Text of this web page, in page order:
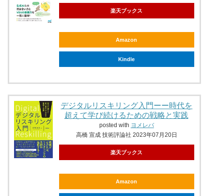
楽天ブックス
Amazon
Kindle
デジタルリスキリング入門ーー時代を
超えて学び続けるための戦略と実践
posted with ヨメレバ
高橋 宣成 技術評論社 2023年07月20日
楽天ブックス
Amazon